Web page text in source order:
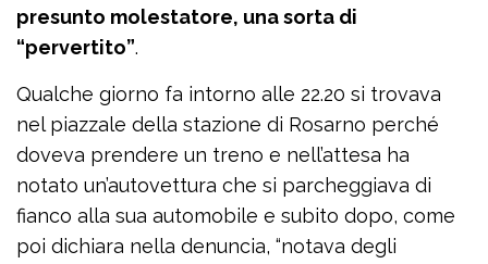
presunto molestatore, una sorta di
“pervertito”.
Qualche giorno fa intorno alle 22.20 si trovava
nel piazzale della stazione di Rosarno perché
doveva prendere un treno e nell’attesa ha
notato un’autovettura che si parcheggiava di
fianco alla sua automobile e subito dopo, come
poi dichiara nella denuncia, “notava degli